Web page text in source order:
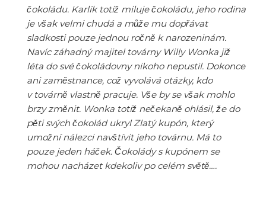
čokoládu. Karlík totiž miluje čokoládu, jeho rodina
je však velmi chudá a může mu dopřávat
sladkosti pouze jednou ročně k narozeninám.
Navíc záhadný majitel továrny Willy Wonka již
léta do své čokoládovny nikoho nepustil. Dokonce
ani zaměstnance, což vyvolává otázky, kdo
v továrně vlastně pracuje. Vše by se však mohlo
brzy změnit. Wonka totiž nečekaně ohlásil, že do
pěti svých čokolád ukryl Zlatý kupón, který
umožní nálezci navštívit jeho továrnu. Má to
pouze jeden háček. Čokolády s kupónem se
mohou nacházet kdekoliv po celém světě….